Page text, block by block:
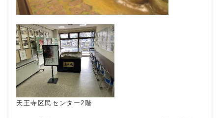
天王寺区民センター2階